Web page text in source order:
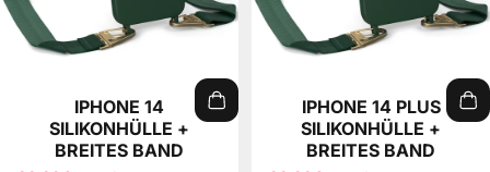
IPHONE 14
SILIKONHÜLLE +
BREITES BAND
IPHONE 14 PLUS
SILIKONHÜLLE +
BREITES BAND